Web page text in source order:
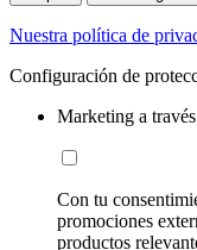
Nuestra política de
Configuración de
Marketing a
Con tu
promociones
productos